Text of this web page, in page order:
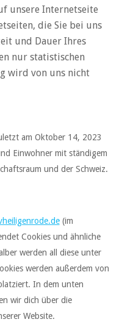
unsere Internetseite
die Sie bei uns
und Dauer Ihres
nur statistischen
wird von uns nicht
am Oktober 14, 2023
Einwohner mit ständigem
und der Schweiz.
(im
Cookies und ähnliche
werden all diese unter
werden außerdem von
In dem unten
wir dich über die
Website.